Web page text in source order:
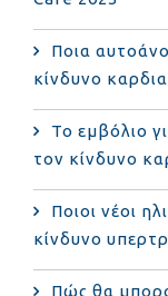
Ποια
κίνδυνο
Το εμβόλιο
τον κίνδυνο
Ποιοι νέοι
κίνδυνο
Πώς θα